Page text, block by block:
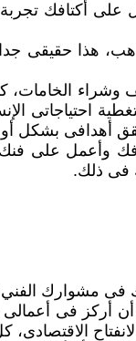
أكتافك
هذا حقيقى
وشراء
أهدافى بشكل
وأعمل على
فى ذلك.
فى مشوارك
أن أركز فى